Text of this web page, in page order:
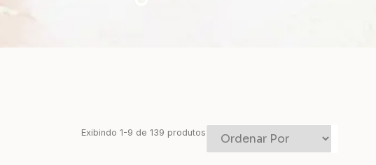
Exibindo 1-9 de 139 produtos